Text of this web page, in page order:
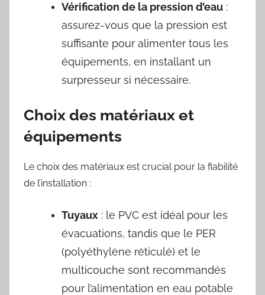
Vérification de la pression d’eau :
assurez-vous que la pression est
suffisante pour alimenter tous les
équipements, en installant un
surpresseur si nécessaire.
Choix des matériaux et
équipements
Le choix des matériaux est crucial pour la fiabilité
de l’installation :
Tuyaux : le PVC est idéal pour les
évacuations, tandis que le PER
(polyéthylène réticulé) et le
multicouche sont recommandés
pour l’alimentation en eau potable